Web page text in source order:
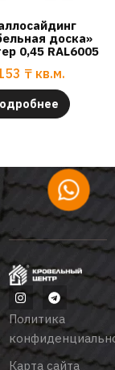
доска»
0,45 RAL6005
₸ кв.м.
Политика
Карта сайта